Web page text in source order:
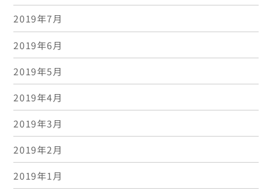
2019年7月
2019年6月
2019年5月
2019年4月
2019年3月
2019年2月
2019年1月